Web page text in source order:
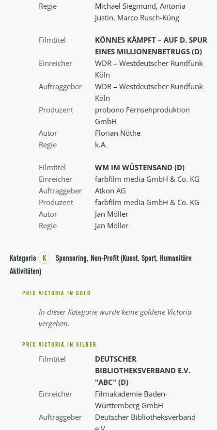
Regie
Michael Siegmund, Antonia
Justin, Marco Rusch-Küng
Filmtitel
KÖNNES KÄMPFT – AUF D. SPUR
EINES MILLIONENBETRUGS (D)
Einreicher
WDR – Westdeutscher Rundfunk
Köln
Auftraggeber
WDR – Westdeutscher Rundfunk
Köln
Produzent
probono Fernsehproduktion
GmbH
Autor
Florian Nöthe
Regie
k.A.
Filmtitel
WM IM WÜSTENSAND (D)
Einreicher
farbfilm media GmbH & Co. KG
Auftraggeber
Atkon AG
Produzent
farbfilm media GmbH & Co. KG
Autor
Jan Möller
Regie
Jan Möller
Kategorie K
Sponsoring, Non-Profit (Kunst, Sport, Humanitäre
Aktivitäten)
PRIX VICTORIA IN GOLD
In dieser Kategorie wurde keine goldene Victoria
vergeben.
PRIX VICTORIA IN SILBER
Filmtitel
DEUTSCHER
BIBLIOTHEKSVERBAND E.V.
"ABC" (D)
Einreicher
Filmakademie Baden-
Württemberg GmbH
Auftraggeber
Deutscher Bibliotheksverband